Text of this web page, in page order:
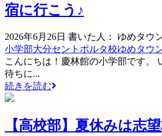
宿に行こう♪
2026年6月26日 書いた人： ゆめタウ
小学部大分セントポルタ校ゆめタウ
こんにちは！慶林館の小学部です。
待ちに...
続きを読む
【高校部】夏休みは志